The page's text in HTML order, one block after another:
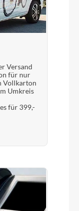
Versand
für nur
Vollkarton
Umkreis
für 399,-